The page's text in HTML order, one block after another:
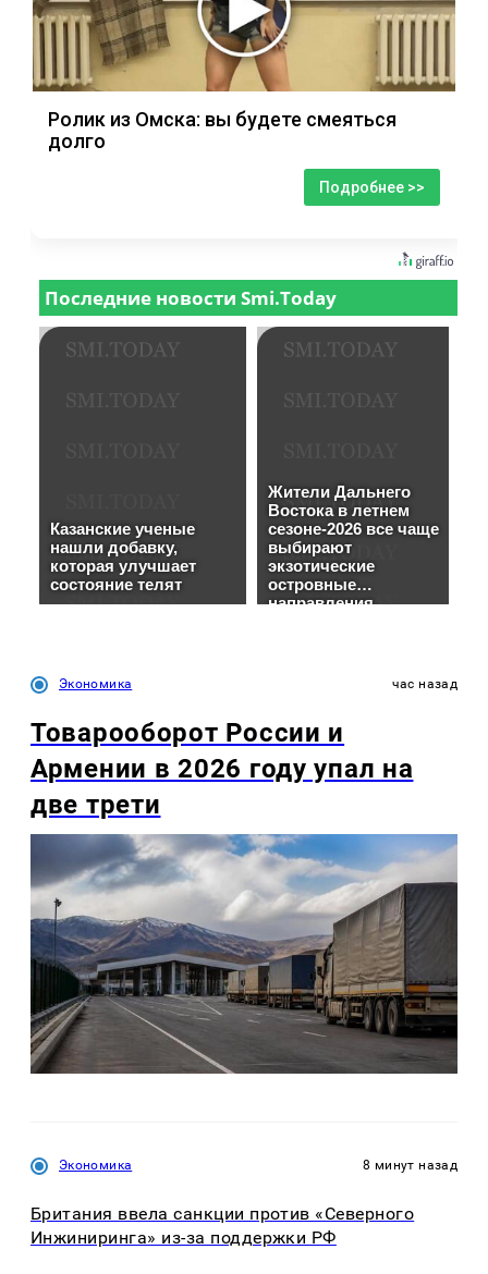
Ролик из Омска: вы будете смеяться
долго
Подробнее >>
Экономика час назад
Товарооборот России и
Армении в 2026 году упал на
две трети
Экономика 8 минут назад
Британия ввела санкции против «Северного
Инжиниринга» из-за поддержки РФ